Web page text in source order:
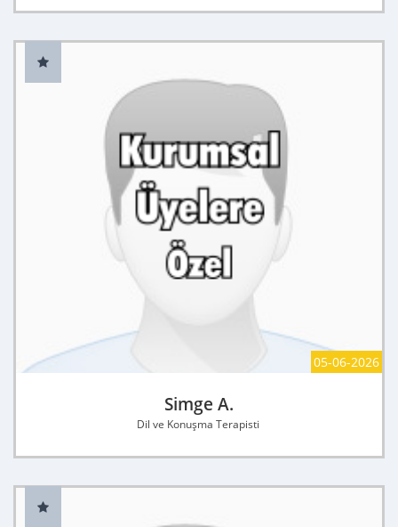
05-06-2026
Simge A.
Dil ve Konuşma Terapisti